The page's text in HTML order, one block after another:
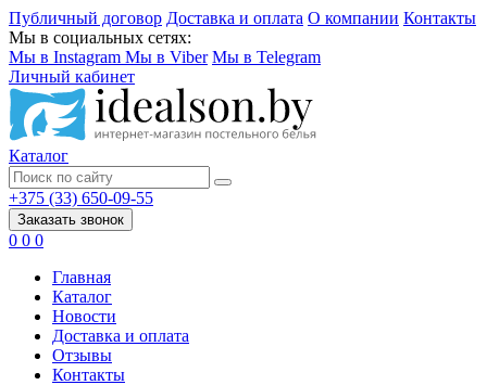
Публичный договор Доставка и оплата О компании Контакты
Мы в социальных сетях:
Мы в Instagram Мы в Viber Мы в Telegram
Личный кабинет
Каталог
+375 (33) 650-09-55
Заказать звонок
0 0 0
Главная
Каталог
Новости
Доставка и оплата
Отзывы
Контакты